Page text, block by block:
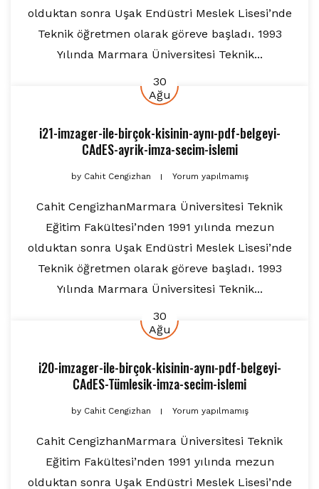
olduktan sonra Uşak Endüstri Meslek Lisesi’nde
Teknik öğretmen olarak göreve başladı. 1993
Yılında Marmara Üniversitesi Teknik...
30
Ağu
i21-imzager-ile-birçok-kisinin-aynı-pdf-belgeyi-
CAdES-ayrik-imza-secim-islemi
byCahit Cengizhan Yorum yapılmamış
Cahit CengizhanMarmara Üniversitesi Teknik
Eğitim Fakültesi’nden 1991 yılında mezun
olduktan sonra Uşak Endüstri Meslek Lisesi’nde
Teknik öğretmen olarak göreve başladı. 1993
Yılında Marmara Üniversitesi Teknik...
30
Ağu
i20-imzager-ile-birçok-kisinin-aynı-pdf-belgeyi-
CAdES-Tümlesik-imza-secim-islemi
byCahit Cengizhan Yorum yapılmamış
Cahit CengizhanMarmara Üniversitesi Teknik
Eğitim Fakültesi’nden 1991 yılında mezun
olduktan sonra Uşak Endüstri Meslek Lisesi’nde